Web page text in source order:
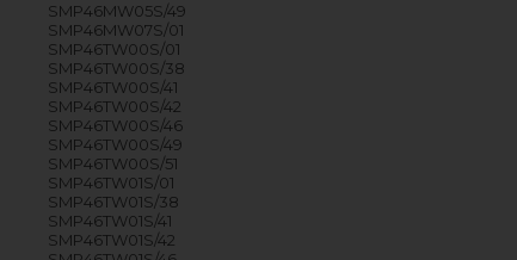
SMP46MW05S/49
SMP46MW07S/01
SMP46TW00S/01
SMP46TW00S/38
SMP46TW00S/41
SMP46TW00S/42
SMP46TW00S/46
SMP46TW00S/49
SMP46TW00S/51
SMP46TW01S/01
SMP46TW01S/38
SMP46TW01S/41
SMP46TW01S/42